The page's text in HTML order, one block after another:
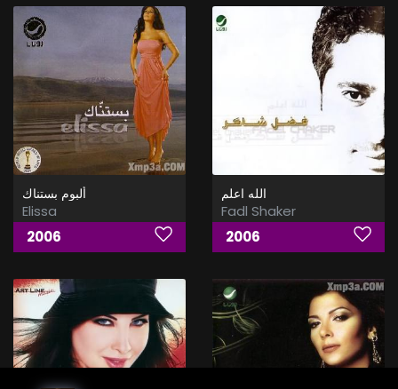
ألبوم بستناك
Elissa
2006
الله اعلم
Fadl Shaker
2006